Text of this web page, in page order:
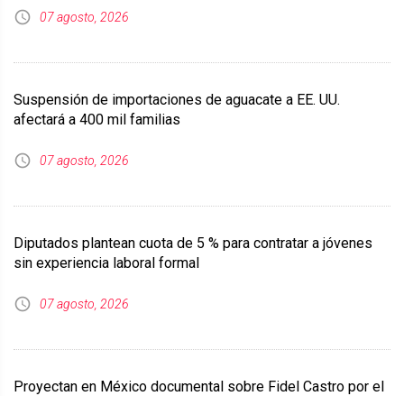
07 agosto, 2026
Suspensión de importaciones de aguacate a EE. UU.
afectará a 400 mil familias
07 agosto, 2026
Diputados plantean cuota de 5 % para contratar a jóvenes
sin experiencia laboral formal
07 agosto, 2026
Proyectan en México documental sobre Fidel Castro por el